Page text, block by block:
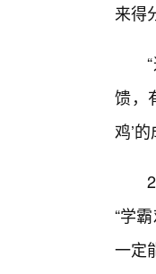
来得
馈，
鸡’
“学
一定